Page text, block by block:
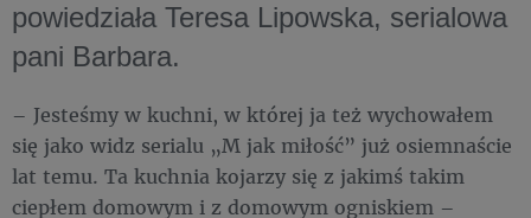
powiedziała Teresa Lipowska, serialowa
pani Barbara.
– Jesteśmy w kuchni, w której ja też wychowałem
się jako widz serialu „M jak miłość” już osiemnaście
lat temu. Ta kuchnia kojarzy się z jakimś takim
ciepłem domowym i z domowym ogniskiem –